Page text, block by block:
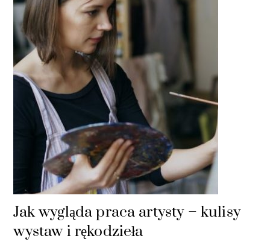
Jak wygląda praca artysty – kulisy
wystaw i rękodzieła